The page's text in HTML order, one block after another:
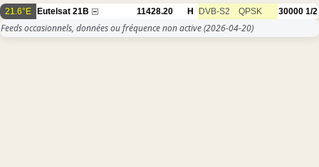
21.6°E Eutelsat 21B 11428.20 H DVB-S2 QPSK 30000 1/2
Feeds occasionnels, données ou fréquence non active(2026-04-20)